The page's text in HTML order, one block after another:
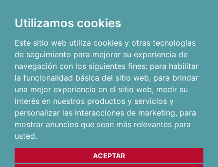
Utilizamos cookies
Este sitio web utiliza cookies y otras tecnologías
de seguimiento para mejorar su experiencia de
navegación con los siguientes fines: para habilitar
la funcionalidad básica del sitio web, para brindar
una mejor experiencia en el sitio web, medir su
interés en nuestros productos y servicios y
personalizar las interacciones de marketing, para
mostrar anuncios que sean más relevantes para
usted.
ACEPTAR